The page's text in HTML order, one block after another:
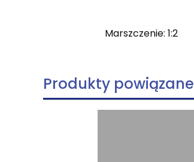
Marszczenie: 1:2
Produkty powiązane